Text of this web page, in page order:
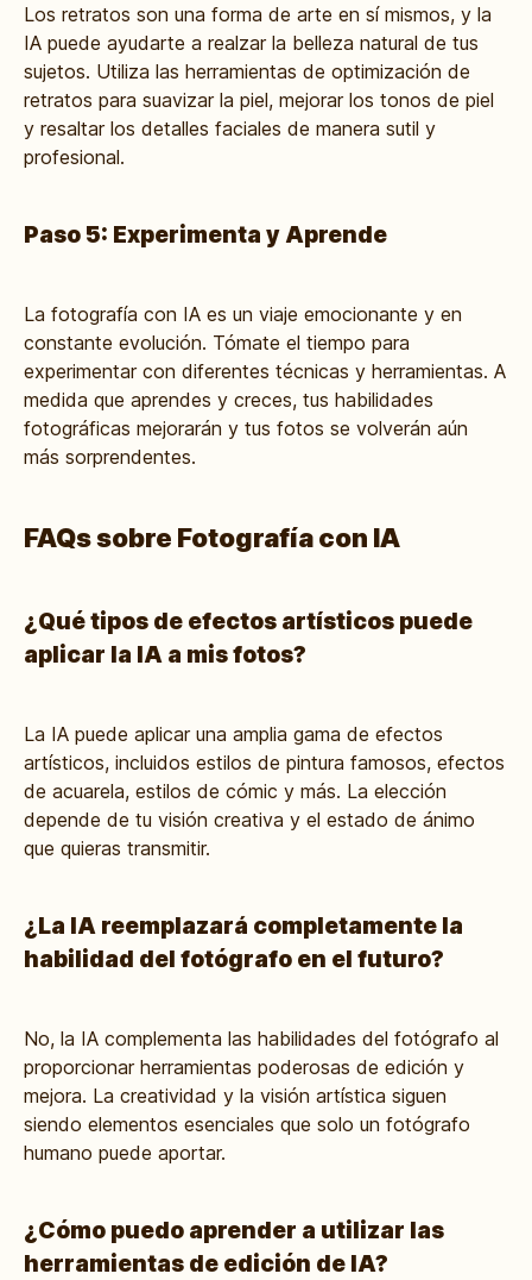
Los retratos son una forma de arte en sí mismos, y la
IA puede ayudarte a realzar la belleza natural de tus
sujetos. Utiliza las herramientas de optimización de
retratos para suavizar la piel, mejorar los tonos de piel
y resaltar los detalles faciales de manera sutil y
profesional.
Paso 5: Experimenta y Aprende
La fotografía con IA es un viaje emocionante y en
constante evolución. Tómate el tiempo para
experimentar con diferentes técnicas y herramientas. A
medida que aprendes y creces, tus habilidades
fotográficas mejorarán y tus fotos se volverán aún
más sorprendentes.
FAQs sobre Fotografía con IA
¿Qué tipos de efectos artísticos puede
aplicar la IA a mis fotos?
La IA puede aplicar una amplia gama de efectos
artísticos, incluidos estilos de pintura famosos, efectos
de acuarela, estilos de cómic y más. La elección
depende de tu visión creativa y el estado de ánimo
que quieras transmitir.
¿La IA reemplazará completamente la
habilidad del fotógrafo en el futuro?
No, la IA complementa las habilidades del fotógrafo al
proporcionar herramientas poderosas de edición y
mejora. La creatividad y la visión artística siguen
siendo elementos esenciales que solo un fotógrafo
humano puede aportar.
¿Cómo puedo aprender a utilizar las
herramientas de edición de IA?